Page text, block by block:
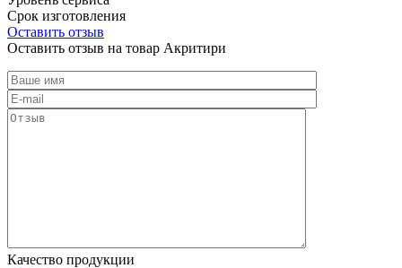
Срок изготовления
Оставить отзыв
Оставить отзыв на товар Акритири
Качество продукции